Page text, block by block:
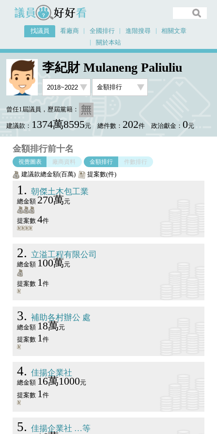
議員好好看
找議員 看廠商 全國排行 進階搜尋
相關文章
關於本站
首頁 找議員
李紀財 Mulaneng Paliuliu
曾任1屆議員，歷屆黨籍：
建議款： 1374萬8595元 總件數： 202件 政治獻金： 0元
金額排行前十名
視覺圖表 廠商資料 金額排行 件數排行
建議款總金額(百萬) 提案數(件)
1 朝傑土木包工業
總金額 270萬元
提案數 4件
2 立溢工程有限公司
總金額 100萬元
提案數 1 件
3 補助各村辦公 處
總金額 18萬元
提案數 1 件
4 佳揚企業社
總金額 16萬1000元
提案數 1 件
5 佳揚企業社 …等